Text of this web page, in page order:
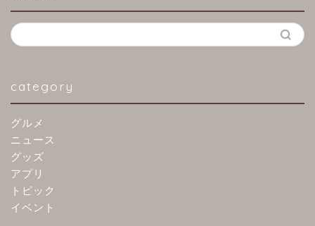
category
グルメ
ニュース
グッズ
アプリ
トピック
イベント